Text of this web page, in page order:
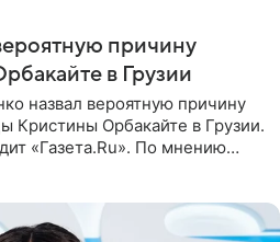
причину
в Грузии
назвал вероятную причину
Кристины Орбакайте в Грузии.
«Газета.Ru». По мнению